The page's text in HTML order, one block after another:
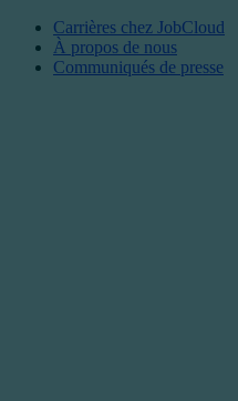
Carrières chez JobCloud​
À propos de nous
Communiqués de presse